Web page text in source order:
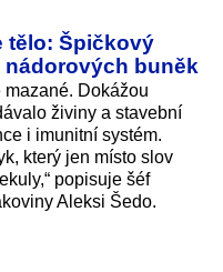
tělo: Špičkový
buněk
Dokážou
živiny a stavební
i imunitní systém.
který jen místo slov
popisuje šéf
Aleksi Šedo.